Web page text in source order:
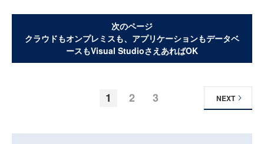
次のページ
クラウドもオンプレミスも、アプリケーションもデータベ
ースもVisual StudioさえあればOK
1 2 3 NEXT